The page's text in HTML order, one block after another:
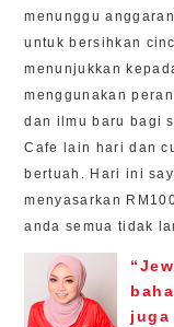
menunggu
untuk bersihkan
menunjukkan
menggunakan
dan ilmu baru bagi
Cafe lain hari dan
bertuah. Hari ini
menyasarkan
anda semua tidak
juga